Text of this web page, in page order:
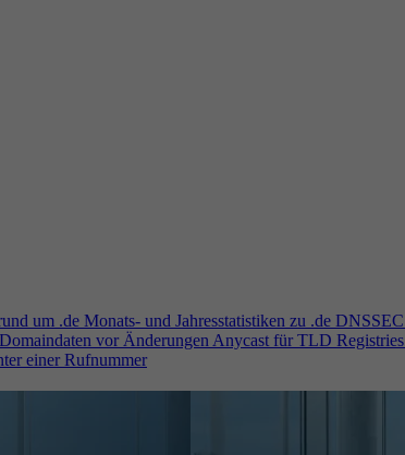
um .de Monats- und Jahresstatistiken zu .de DNSSEC
vor ÄnderungenAnycast für TLD Registries
einer Rufnummer